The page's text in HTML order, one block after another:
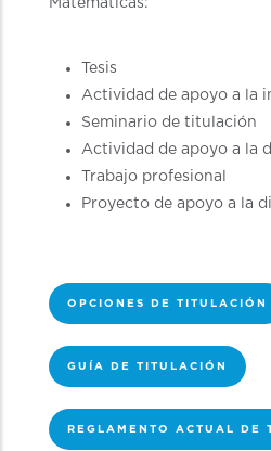
Tesis
Actividad de apoyo a la
Seminario de titulación
Actividad de apoyo a la
Trabajo profesional
Proyecto de apoyo a la
OPCIONES DE TITULACIÓN
GUÍA DE TITULACIÓN
REGLAMENTO ACTUAL DE